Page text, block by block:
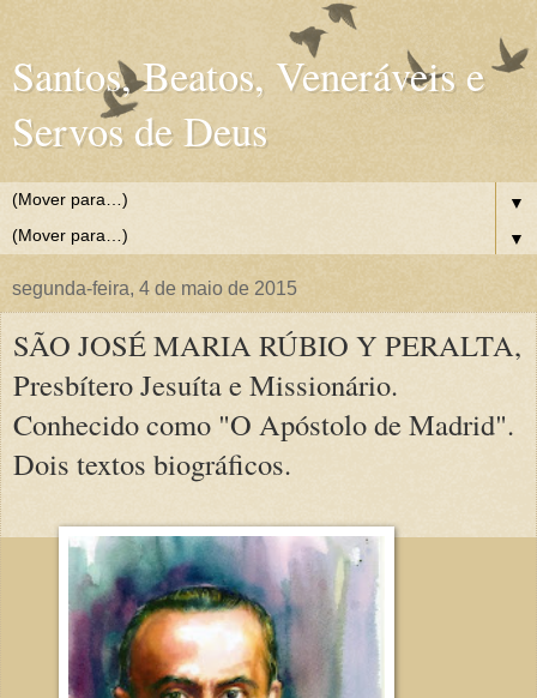
Santos, Beatos, Veneráveis e
Servos de Deus
▼
▼
segunda-feira, 4 de maio de 2015
SÃO JOSÉ MARIA RÚBIO Y PERALTA,
Presbítero Jesuíta e Missionário.
Conhecido como "O Apóstolo de Madrid".
Dois textos biográficos.